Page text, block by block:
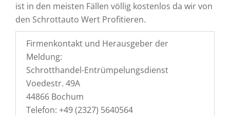
ist in den meisten Fällen völlig kostenlos da wir von
den Schrottauto Wert Profitieren.
Firmenkontakt und Herausgeber der
Meldung:
Schrotthandel-Entrümpelungsdienst
Voedestr. 49A
44866 Bochum
Telefon: +49 (2327) 5640564